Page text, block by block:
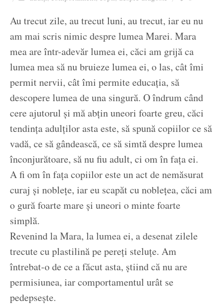
Au trecut zile, au trecut luni, au trecut, iar eu nu
am mai scris nimic despre lumea Marei. Mara
mea are într-adevăr lumea ei, căci am grijă ca
lumea mea să nu bruieze lumea ei, o las, cât îmi
permit nervii, cât îmi permite educația, să
descopere lumea de una singură. O îndrum când
cere ajutorul și mă abțin uneori foarte greu, căci
tendința adulților asta este, să spună copiilor ce să
vadă, ce să gândească, ce să simtă despre lumea
înconjurătoare, să nu fiu adult, ci om în fața ei.
A fi om în fața copiilor este un act de nemăsurat
curaj și noblețe, iar eu scapăt cu noblețea, căci am
o gură foarte mare și uneori o minte foarte
simplă.
Revenind la Mara, la lumea ei, a desenat zilele
trecute cu plastilină pe pereți steluțe. Am
întrebat-o de ce a făcut asta, știind că nu are
permisiunea, iar comportamentul urât se
pedepsește.